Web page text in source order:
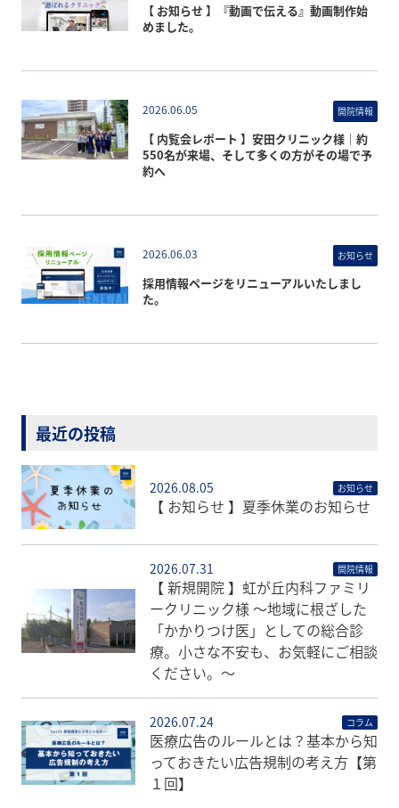
【 お知らせ 】『動画で伝える』動画制作始
めました。
2026.06.05 開院情報
【 内覧会レポート 】安田クリニック様｜約
550名が来場、そして多くの方がその場で予
約へ
2026.06.03 お知らせ
採用情報ページをリニューアルいたしまし
た。
最近の投稿
2026.08.05 お知らせ
【 お知らせ 】夏季休業のお知らせ
2026.07.31 開院情報
【 新規開院 】虹が丘内科ファミリ
ークリニック様 〜地域に根ざした
「かかりつけ医」としての総合診
療。小さな不安も、お気軽にご相談
ください。〜
2026.07.24 コラム
医療広告のルールとは？基本から知
っておきたい広告規制の考え方【第
１回】